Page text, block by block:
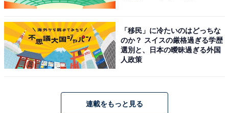
「天然温泉 清児の湯」公式Webサイトより
「移民」に冷たいのはどっちな
のか？ スイスの厳格過ぎる学歴
選別と、日本の曖昧過ぎる外国
人政策
連載をもっと見る